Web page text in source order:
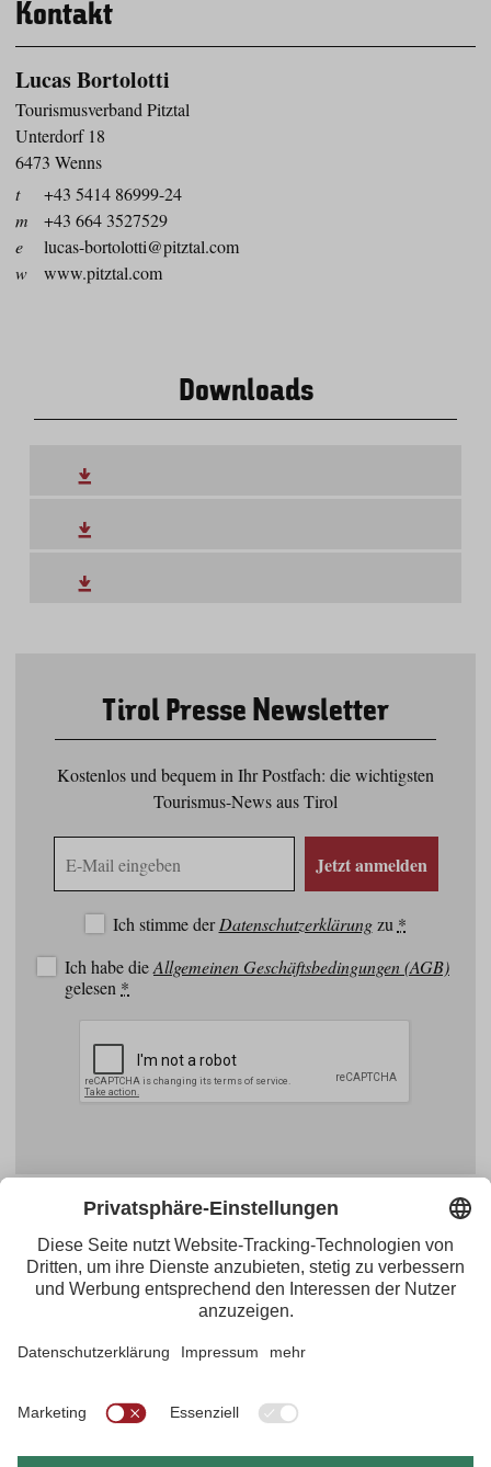
Kontakt
Lucas Bortolotti
Tourismusverband Pitztal
Unterdorf 18
6473 Wenns
t
+43 5414 86999-24
m
+43 664 3527529
e
lucas-bortolotti@pitztal.com
w
www.pitztal.com
Downloads
Tirol Presse Newsletter
Kostenlos und bequem in Ihr Postfach: die wichtigsten
Tourismus-News aus Tirol
Mail
Jetzt anmelden
Ich stimme derDatenschutzerklärungzu *
Ich habe dieAllgemeinen Geschäftsbedingungen (AGB)
gelesen *
Tirol Werbung
Maria-Theresien-Straße 55 · 6020 Innsbruck
+43.512.5320-656· presse@tirol.at
RSS-Feeds
Impressum
Datenschutzerklärung
Barrierefreiheitserklärung
Instagram